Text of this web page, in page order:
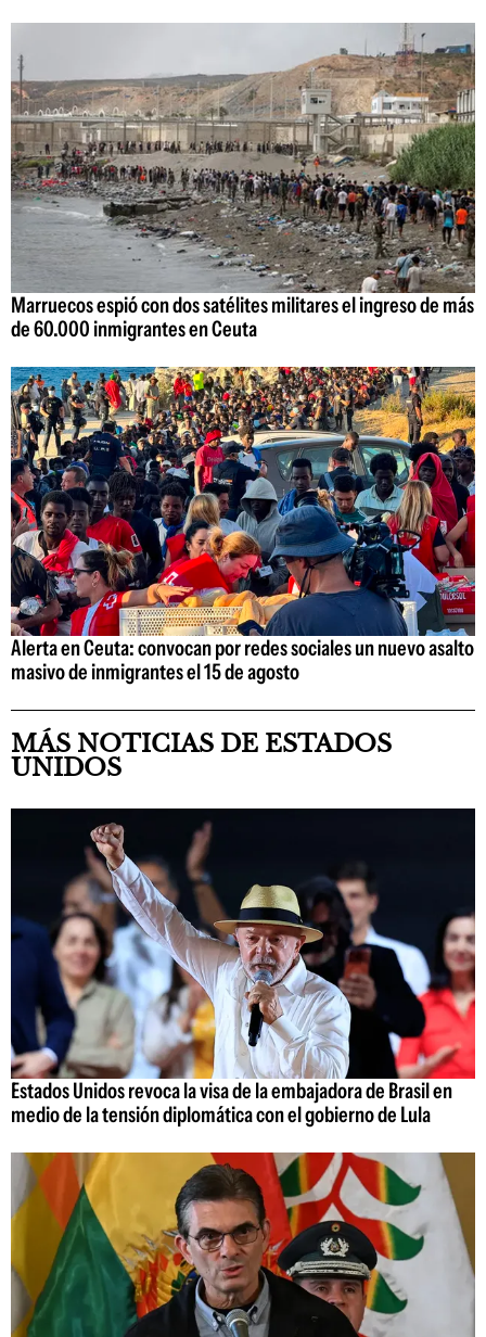
Marruecos espió con dos satélites militares el ingreso de más
de 60.000 inmigrantes en Ceuta
Alerta en Ceuta: convocan por redes sociales un nuevo asalto
masivo de inmigrantes el 15 de agosto
MÁS NOTICIAS DE ESTADOS
UNIDOS
Estados Unidos revoca la visa de la embajadora de Brasil en
medio de la tensión diplomática con el gobierno de Lula